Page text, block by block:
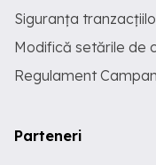
Siguranța
Modifică setările de
Regulament
Parteneri